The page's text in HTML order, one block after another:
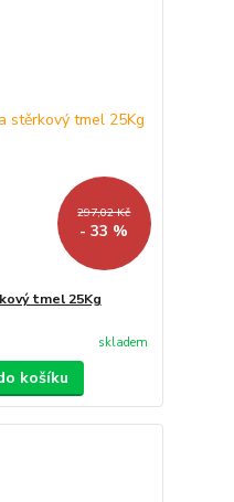
297,02 Kč
- 33 %
tmel 25Kg
skladem
košíku